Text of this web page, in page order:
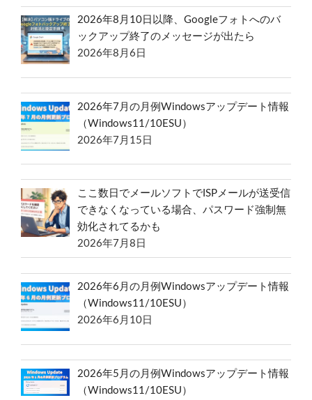
2026年8月10日以降、Googleフォトへのバ
ックアップ終了のメッセージが出たら
2026年8月6日
2026年7月の月例Windowsアップデート情報
（Windows11/10ESU）
2026年7月15日
ここ数日でメールソフトでISPメールが送受信
できなくなっている場合、パスワード強制無
効化されてるかも
2026年7月8日
2026年6月の月例Windowsアップデート情報
（Windows11/10ESU）
2026年6月10日
2026年5月の月例Windowsアップデート情報
（Windows11/10ESU）